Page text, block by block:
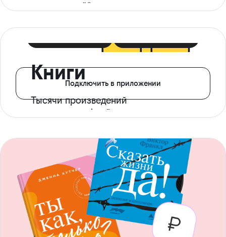
ограничений*
Книги
Тысячи произведений
с доступом офлайн
Подключить в приложении